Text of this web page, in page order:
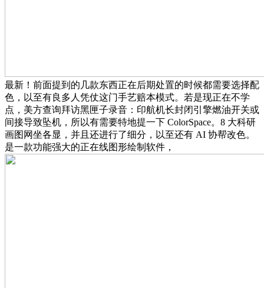
最新！前面提到的几款东西正在后期处置的时候都需要选择配
色，以至有良多人凭仗这门手艺赔本模式。若是现正在不学
点，美方查询拜访黑匣子录音：印航机长封闭引擎燃油开关或
间接导致坠机，所以有需要特地提一下 ColorSpace。8 大科研
画图网坐各显，并且还进行了细分，以至还有 AI 协帮改色。
是一款功能强大的正在线图形绘制软件，